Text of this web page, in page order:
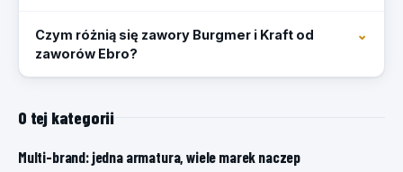
Czym różnią się zawory Burgmer i Kraft od
zaworów Ebro?
O tej kategorii
Multi-brand: jedna armatura, wiele marek naczep